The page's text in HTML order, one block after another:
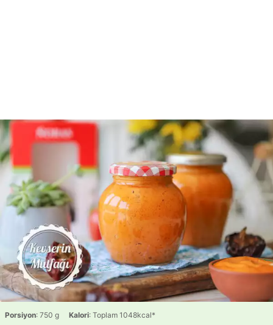
Porsiyon: 750 g Kalori: Toplam 1048kcal*